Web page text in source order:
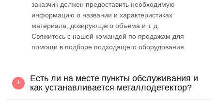
заказчик должен предоставить необходимую
информацию о названии и характеристиках
материала, дозирующего объема и т. д.
Свяжитесь с нашей командой по продажам для
помощи в подборе подходящего оборудования.
+
Есть ли на месте пункты обслуживания и
как устанавливается металлодетектор?